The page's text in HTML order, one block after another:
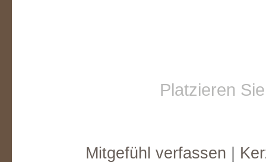
Platzieren
Mitgefühl verfassen